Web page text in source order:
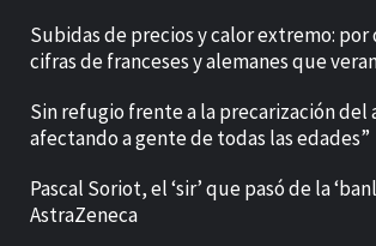
Subidas de precios y calor extremo: por
cifras de franceses y alemanes que
Sin refugio frente a la precarización del
afectando a gente de todas las edades”
Pascal Soriot, el ‘sir’ que pasó de la
AstraZeneca